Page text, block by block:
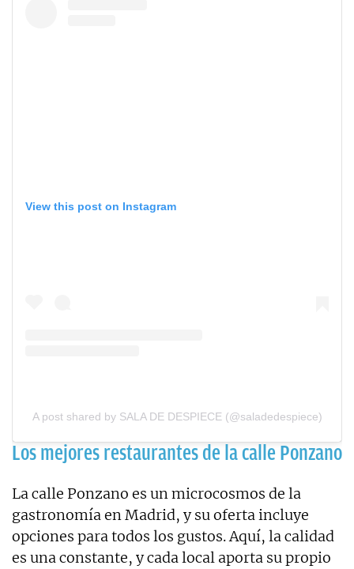
View this post on Instagram
A post shared by SALA DE DESPIECE (@saladedespiece)
Los mejores restaurantes de la calle Ponzano
La calle Ponzano es un microcosmos de la
gastronomía en Madrid, y su oferta incluye
opciones para todos los gustos. Aquí, la calidad
es una constante, y cada local aporta su propio